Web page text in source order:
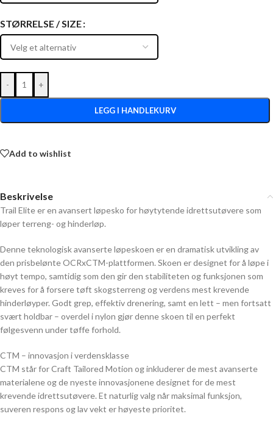
STØRRELSE / SIZE
- +
LEGG I HANDLEKURV
Add to wishlist
Beskrivelse
Trail Elite ​​er en avansert løpesko for høytytende idrettsutøvere som
løper terreng- og hinderløp.
Denne teknologisk avanserte løpeskoen er en dramatisk utvikling av
den prisbelønte OCRxCTM-plattformen. Skoen er designet for å løpe i
høyt tempo, samtidig som den gir den stabiliteten og funksjonen som
kreves for å forsere tøft skogsterreng og verdens mest krevende
hinderløyper. Godt grep, effektiv drenering, samt en lett – men fortsatt
svært holdbar – overdel i nylon gjør denne skoen til en perfekt
følgesvenn under tøffe forhold.
CTM – innovasjon i verdensklasse
CTM står for Craft Tailored Motion og inkluderer de mest avanserte
materialene og de nyeste innovasjonene designet for de mest
krevende idrettsutøvere. Et naturlig valg når maksimal funksjon,
suveren respons og lav vekt er høyeste prioritet.